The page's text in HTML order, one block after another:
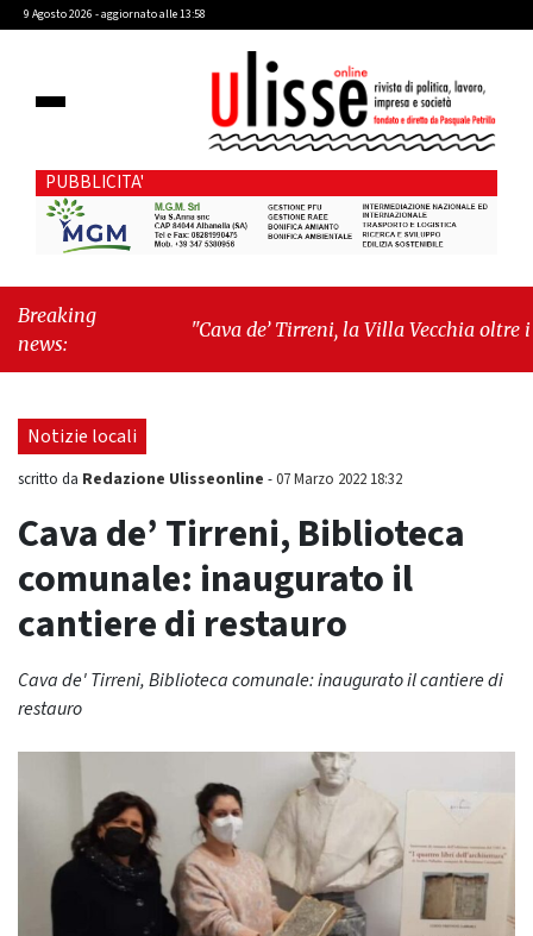
9 Agosto 2026 - aggiornato alle 13:58
PUBBLICITA'
Breaking
news:
"Cava de’ Tirreni, la Villa Vecchia oltre i
seduta consiliare: “Serve chiarezza!”"
Notizie locali
scritto da Redazione Ulisseonline -07 Marzo 2022 18:32
Cava de’ Tirreni, Biblioteca
comunale: inaugurato il
cantiere di restauro
Cava de' Tirreni, Biblioteca comunale: inaugurato il cantiere di
restauro